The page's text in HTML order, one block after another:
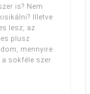
is? Nem
Illetve
lesz, az
plusz
mennyire
sokféle szer.